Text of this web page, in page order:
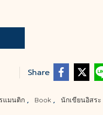
Share
แมนติก , Book , นักเขียนอิสระ